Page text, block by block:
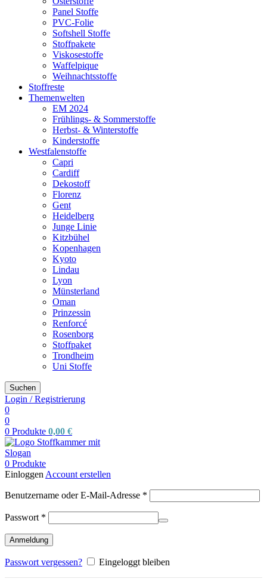
Panel Stoffe
PVC-Folie
Softshell Stoffe
Stoffpakete
Viskosestoffe
Waffelpique
Weihnachtsstoffe
Stoffreste
Themenwelten
EM 2024
Frühlings- & Sommerstoffe
Herbst- & Winterstoffe
Kinderstoffe
Westfalenstoffe
Capri
Cardiff
Dekostoff
Florenz
Gent
Heidelberg
Junge Linie
Kitzbühel
Kopenhagen
Kyoto
Lindau
Lyon
Münsterland
Oman
Prinzessin
Renforcé
Rosenborg
Stoffpaket
Trondheim
Uni Stoffe
Suchen
Login / Registrierung
0
0
0 Produkte 0,00 €
0 Produkte
Einloggen Account erstellen
Benutzername oder E-Mail-Adresse *
Passwort *
Anmeldung
Passwort vergessen? Eingeloggt bleiben